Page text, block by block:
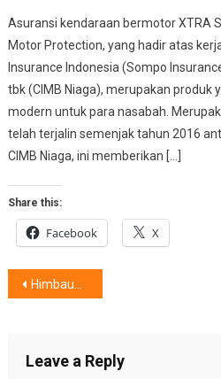
Asuransi kendaraan bermotor XTRA
Motor Protection, yang hadir atas
Insurance Indonesia (Sompo
tbk (CIMB Niaga), merupakan produk
modern untuk para nasabah.
telah terjalin semenjak tahun 2016
CIMB Niaga, ini memberikan […]
Share this:
Facebook X
Post
Himbauan SEABCS, Perkuat Pengendalian Kanker Payudara
Leave a Reply